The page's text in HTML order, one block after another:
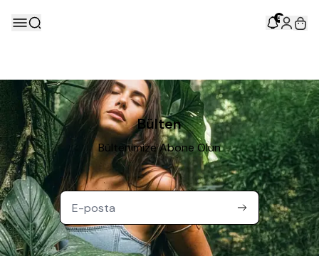
5
Bülten
Bültenimize Abone Olun